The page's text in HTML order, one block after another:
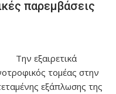
παρεμβάσεις
Την εξαιρετικά
τομέας στην
εξάπλωσης της